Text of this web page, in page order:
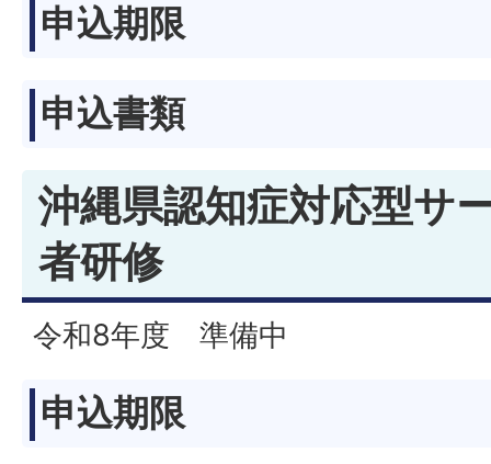
申込期限
申込書類
沖縄県認知症対応型サ
者研修
令和8年度 準備中
申込期限